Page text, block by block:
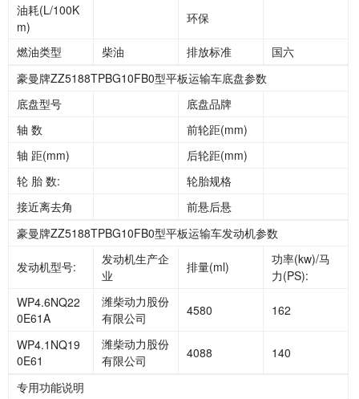
油耗(L/100K
m)
环保
燃油类型 柴油 排放标准
国六
豪曼牌ZZ5188TPBG10FB0型平板运输车底盘参数
底盘型号
底盘品牌
轴 数
前轮距(mm)
轴 距(mm)
后轮距(mm)
轮 胎 数:
轮胎规格
接近离去角
前悬后悬
豪曼牌ZZ5188TPBG10FB0型平板运输车发动机参数
发动机型号:
发动机生产企
业
排量(ml)
功率(kw)/马
力(PS):
WP4.6NQ22
0E61A
潍柴动力股份
有限公司
4580 162
WP4.1NQ19
0E61
潍柴动力股份
有限公司
4088 140
专用功能说明